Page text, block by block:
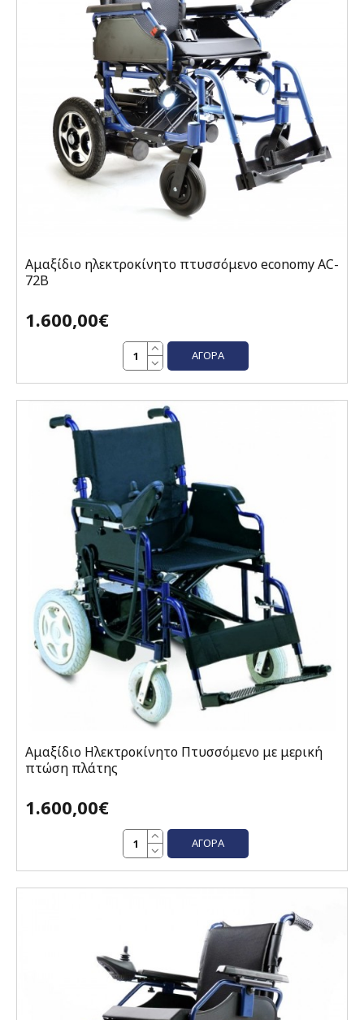
Αμαξίδιο ηλεκτροκίνητο πτυσσόμενο economy AC-
72B
1.600,00€
ΑΓΟΡΆ
Αμαξίδιο Ηλεκτροκίνητο Πτυσσόμενο με μερική
πτώση πλάτης
1.600,00€
ΑΓΟΡΆ